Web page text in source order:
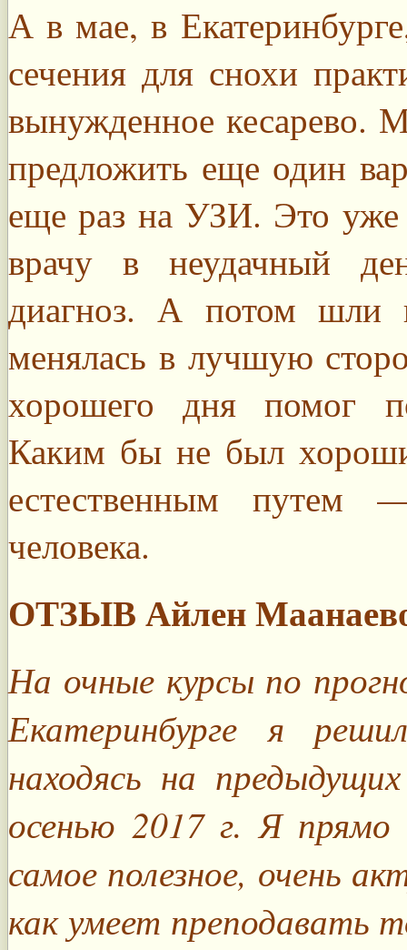
А в мае, в
сечения для снохи
вынужденное кесарево.
предложить еще один
еще раз на УЗИ. Это
врачу в неудачный
диагноз. А потом шли
менялась в лучшую
хорошего дня помог
Каким бы не был
естественным
человека.
ОТЗЫВ Айлен
На очные курсы по
Екатеринбурге я
находясь на
осенью 2017 г. Я
самое полезное, очень
как умеет преподавать